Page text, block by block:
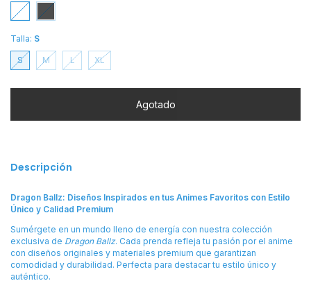
Talla: S
S M L XL
Descripción
Dragon Ballz: Diseños Inspirados en tus Animes Favoritos con Estilo
Único y Calidad Premium
Sumérgete en un mundo lleno de energía con nuestra colección
exclusiva de Dragon Ballz. Cada prenda refleja tu pasión por el anime
con diseños originales y materiales premium que garantizan
comodidad y durabilidad. Perfecta para destacar tu estilo único y
auténtico.